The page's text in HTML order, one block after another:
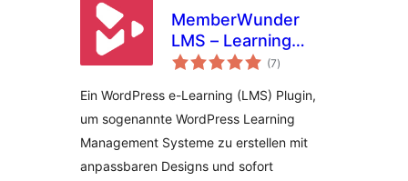
MemberWunder
LMS – Learning
Management
WordPress e-
Learning Plugin
(7wszystkich
ocen
)
Ein WordPress e-Learning (LMS) Plugin,
um sogenannte WordPress Learning
Management Systeme zu erstellen mit
anpassbaren Designs und sofort